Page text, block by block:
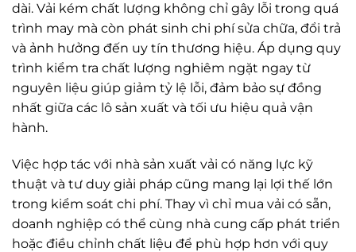
dài. Vải kém chất lượng không chỉ gây lỗi trong quá
trình may mà còn phát sinh chi phí sửa chữa, đổi trả
và ảnh hưởng đến uy tín thương hiệu. Áp dụng quy
trình kiểm tra chất lượng nghiêm ngặt ngay từ
nguyên liệu giúp giảm tỷ lệ lỗi, đảm bảo sự đồng
nhất giữa các lô sản xuất và tối ưu hiệu quả vận
hành.
Việc hợp tác với nhà sản xuất vải có năng lực kỹ
thuật và tư duy giải pháp cũng mang lại lợi thế lớn
trong kiểm soát chi phí. Thay vì chỉ mua vải có sẵn,
doanh nghiệp có thể cùng nhà cung cấp phát triển
hoặc điều chỉnh chất liệu để phù hợp hơn với quy